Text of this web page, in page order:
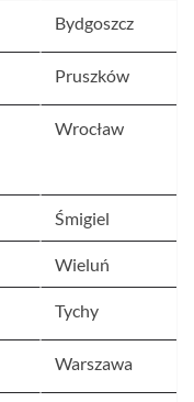
Bydgoszcz
Pruszków
Wrocław
Śmigiel
Wieluń
Tychy
Warszawa